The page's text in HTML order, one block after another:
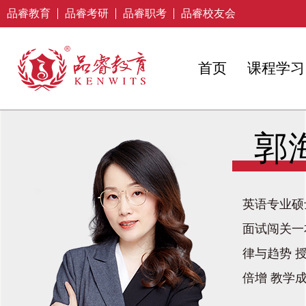
品睿教育 品睿考研 品睿职考 品睿校友会
首页 课程学习
郭
英语专业
面试闯关
律与趋势
倍增 教学